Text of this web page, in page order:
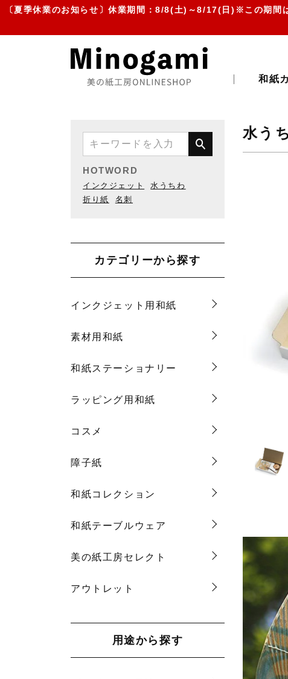
〔夏季休業のお知らせ〕休業期間：8/8(土)～8/17(日)※この期
和紙
HOTWORD
インクジェット
水うちわ
折り紙
名刺
カテゴリーから探す
インクジェット用和紙
素材用和紙
和紙ステーショナリー
ラッピング用和紙
コスメ
障子紙
和紙コレクション
和紙テーブルウェア
美の紙工房セレクト
アウトレット
用途から探す
水う